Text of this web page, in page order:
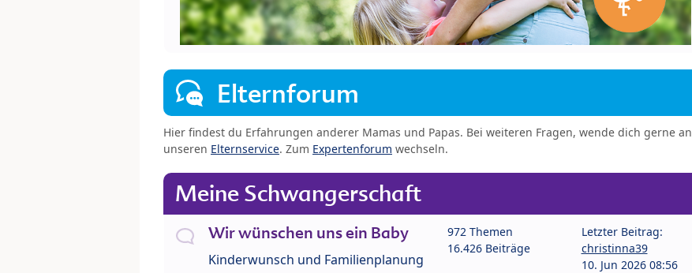
Elternforum
Hier findest du Erfahrungen anderer Mamas und Papas. Bei weiteren Fragen, wende dich gerne an
unseren Elternservice. Zum Expertenforum wechseln.
Meine Schwangerschaft
Wir wünschen uns ein Baby
Kinderwunsch und Familienplanung
972 Themen
16.426 Beiträge
Letzter Beitrag:
christinna39
10. Jun 2026 08:56